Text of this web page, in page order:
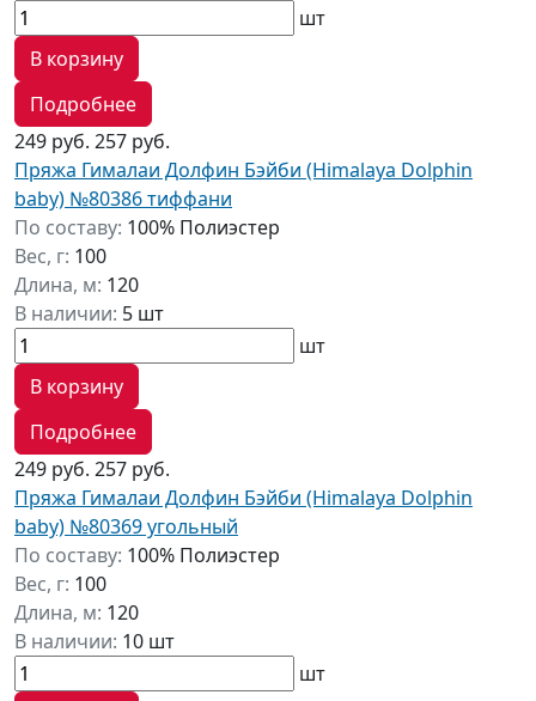
шт
В корзину
Подробнее
249 руб. 257 руб.
Пряжа Гималаи Долфин Бэйби (Himalaya Dolphin
baby) №80386 тиффани
По составу: 100% Полиэстер
Вес, г: 100
Длина, м: 120
В наличии: 5 шт
шт
В корзину
Подробнее
249 руб. 257 руб.
Пряжа Гималаи Долфин Бэйби (Himalaya Dolphin
baby) №80369 угольный
По составу: 100% Полиэстер
Вес, г: 100
Длина, м: 120
В наличии: 10 шт
шт